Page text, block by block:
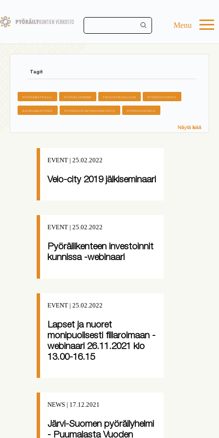
main
Menu
Tagit
PYÖRÄMATKAILU PYÖRÄLIIKENNE FIKSUSTIKOULUUN PYÖRÄILYVIIKKO
KAUPUNKIPYÖRÄ PYÖRÄILYKUNTIENVERKOSTO PYÖRÄILYKUNTA
Näytä lisää
EVENT | 25.02.2022
Velo-city 2019 jälkiseminaari
EVENT | 25.02.2022
Pyöräliikenteen investoinnit
kunnissa -webinaari
EVENT | 25.02.2022
Lapset ja nuoret
monipuolisesti fillaroimaan -
webinaari 26.11.2021 klo
13.00-16.15
NEWS | 17.12.2021
Järvi-Suomen pyöräilyhelmi
- Puumalasta Vuoden